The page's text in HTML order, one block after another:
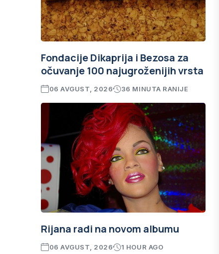
Fondacije Dikaprija i Bezosa za
očuvanje 100 najugroženijih vrsta
06 AVGUST, 2026 36 MINUTA RANIJE
Rijana radi na novom albumu
06 AVGUST, 2026 1 HOUR AGO